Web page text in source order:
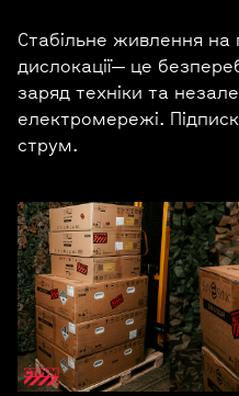
Стабільне живлення на
дислокації— це
заряд техніки та
електромережі.
струм.